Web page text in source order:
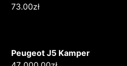
73.00zł
Peugeot J5 Kamper